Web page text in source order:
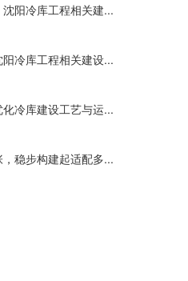
阳冷库工程相关建...
冷库工程相关建设...
冷库建设工艺与运...
稳步构建起适配多...